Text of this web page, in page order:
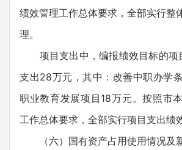
绩效管理工作总体要求，全部实行整
理。
项目支出中，编报绩效目标的项
支出28万元，其中：改善中职办学
职业教育发展项目18万元。按照市
工作总体要求，全部实行项目支出绩
（六）国有资产占用使用情况及